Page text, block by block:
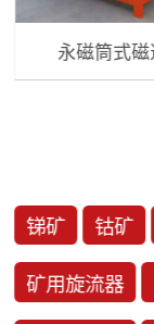
永磁筒式
锑矿 钴矿
矿用旋流器